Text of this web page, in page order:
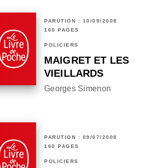
PARUTION : 10/09/2008
160 PAGES
POLICIERS
MAIGRET ET LES
VIEILLARDS
Georges Simenon
PARUTION : 09/07/2008
160 PAGES
POLICIERS